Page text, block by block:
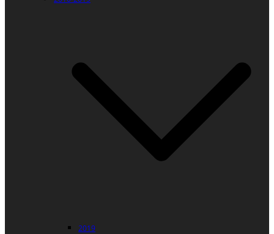
2019